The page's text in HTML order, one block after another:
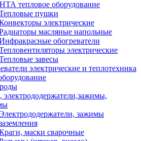
тепловое оборудование
пушки
электрические
масляные напольные
обогреватели
электрические
завесы
электрические и теплотехника
электрододержатели,зажимы,
зажимы
маски сварочные